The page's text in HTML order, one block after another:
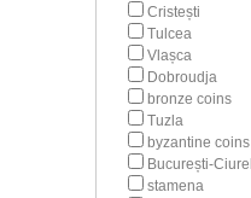
Cristești
Tulcea
Vlașca
Dobroudja
bronze coins
Tuzla
byzantine coins
București-Ciurel
stamena